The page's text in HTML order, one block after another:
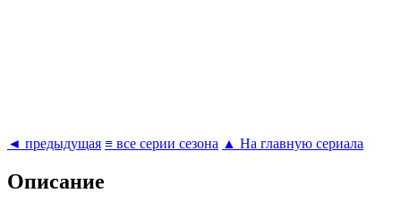
◄ предыдущая ≡ все серии сезона ▲ На главную сериала
Описание